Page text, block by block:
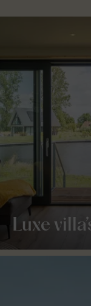
Luxe